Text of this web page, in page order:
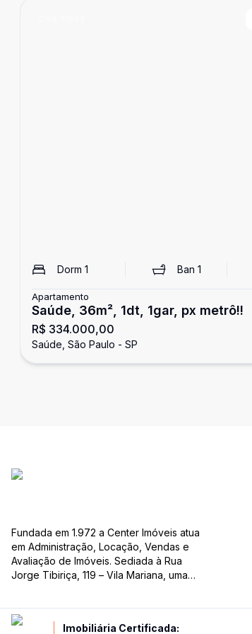
Dorm 1 Ban 1
Apartamento
Saúde, 36m², 1dt, 1gar, px metrô!!
R$ 334.000,00
Saúde, São Paulo - SP
Fundada em 1.972 a Center Imóveis atua
em Administração, Locação, Vendas e
Avaliação de Imóveis. Sediada à Rua
Jorge Tibiriça, 119 – Vila Mariana, uma
pioneirismo e alta qualidade na
prestação de serviços. É reconhecida
Imobiliária Certificada: